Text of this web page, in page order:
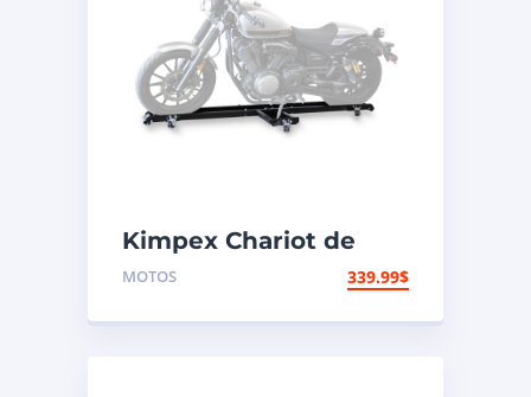
Kimpex Chariot de
moto à profil bas 1250
MOTOS 339.99$